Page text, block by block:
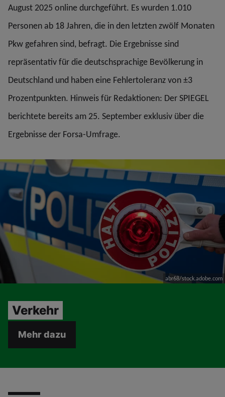
August 2025 online durchgeführt. Es wurden 1.010
Personen ab 18 Jahren, die in den letzten zwölf Monaten
Pkw gefahren sind, befragt. Die Ergebnisse sind
repräsentativ für die deutschsprachige Bevölkerung in
Deutschland und haben eine Fehlertoleranz von ±3
Prozentpunkten. Hinweis für Redaktionen: Der SPIEGEL
berichtete bereits am 25. September exklusiv über die
Ergebnisse der Forsa-Umfrage.
abr68/stock.adobe.com
Verkehr
Mehr dazu